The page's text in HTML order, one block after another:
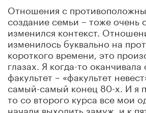
Отношения с
создание семьи – тоже очень
изменился контекст.
изменилось буквально на
короткого времени, это
глазах. Я когда-то
факультет – «факультет
самый-самый конец 80-х. И я
то со второго курса все мои
начали выходить замуж, и к